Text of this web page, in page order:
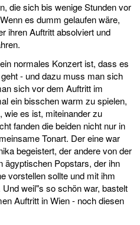
die sich bis wenige Stunden vor
es dumm gelaufen wäre,
ihren Auftritt absolviert und
normales Konzert ist, dass es
- und dazu muss man sich
sich vor dem Auftritt im
ein bisschen warm zu spielen,
wie es ist, miteinander zu
fanden die beiden nicht nur in
Tonart. Der eine war
begeistert, der andere von der
ägyptischen Popstars, der ihn
vorstellen sollte und mit ihm
weil"s so schön war, bastelt
Auftritt in Wien - noch diesen